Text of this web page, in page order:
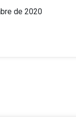
de 2020